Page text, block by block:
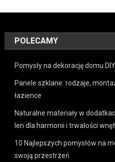
POLECAMY
Pomysły na dekorację domu
Panele szklane: rodzaje,
łazience
Naturalne materiały w
len dla harmonii i trwałości
10 Najlepszych pomysłów na
swoją przestrzeń